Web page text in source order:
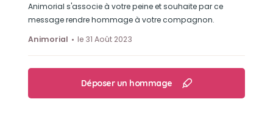
Animorial s'associe à votre peine et souhaite par ce
message rendre hommage à votre compagnon.
Animorial
le 31 Août 2023
Déposer un hommage